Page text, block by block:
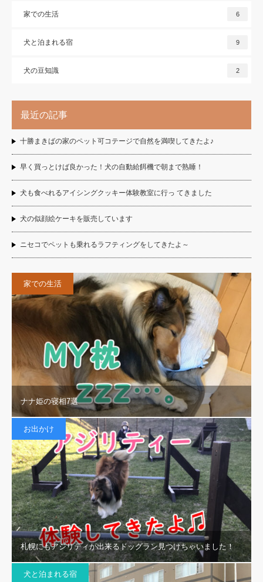
家での生活 6
犬と泊まれる宿 9
犬の豆知識 2
最近の記事
十勝まきばの家のペット可コテージで自然を満喫してきたよ♪
早く買っとけば良かった！犬の自動給餌機で朝まで熟睡！
犬も食べれるアイシングクッキー体験教室に行っ てきました
犬の似顔絵ケーキを販売しています
ニセコでペットも乗れるラフティングをしてきたよ～
家での生活
ナナ姫の寝相7選
お出かけ
札幌にもアジリティが出来るドッグラン見つけちゃいました！
犬と泊まれる宿